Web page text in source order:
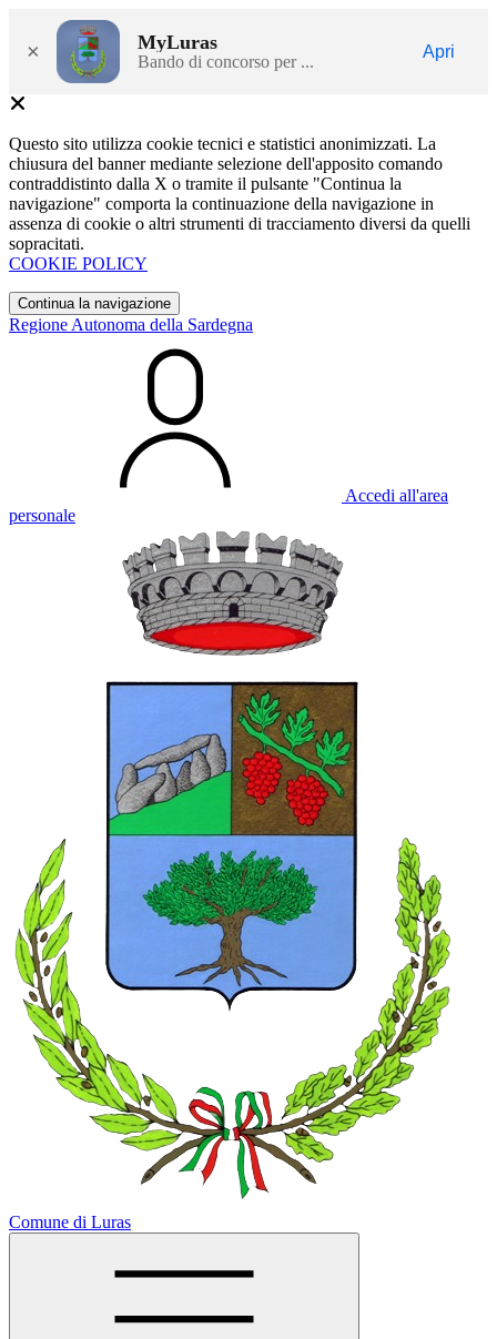
× MyLuras
Bando di concorso per ...
Apri
Questo sito utilizza cookie tecnici e statistici anonimizzati. La
chiusura del banner mediante selezione dell'apposito comando
contraddistinto dalla X o tramite il pulsante "Continua la
navigazione" comporta la continuazione della navigazione in
assenza di cookie o altri strumenti di tracciamento diversi da quelli
sopracitati.
COOKIE POLICY
Continua la navigazione
Regione Autonoma della Sardegna
Accedi all'area
personale
Comune di Luras